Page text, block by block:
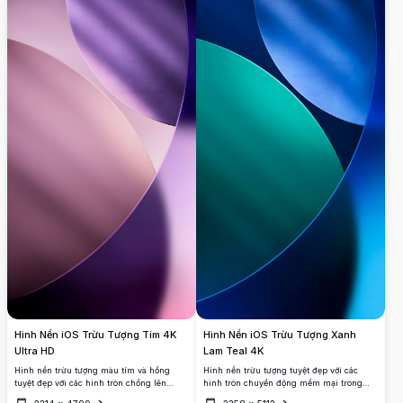
Hình Nền iOS Trừu Tượng Tím 4K
Ultra HD
Hình nền trừu tượng màu tím và hồng
tuyệt đẹp với các hình tròn chồng lên
Hình Nền iOS Trừu Tượng Xanh
Lam Teal 4K
Hình nền trừu tượng tuyệt đẹp với các
hình tròn chuyển động mềm mại trong